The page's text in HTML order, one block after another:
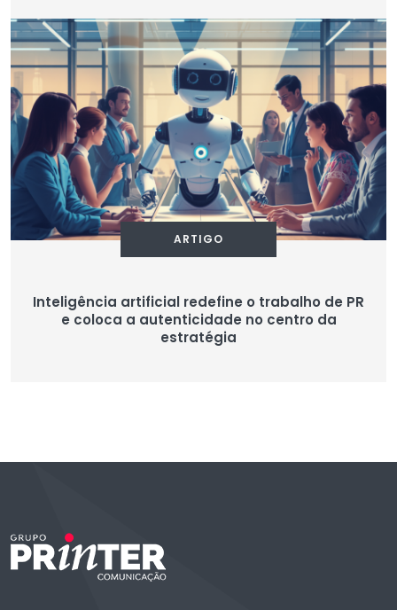
ARTIGO
Inteligência artificial redefine o trabalho de PR
e coloca a autenticidade no centro da
estratégia